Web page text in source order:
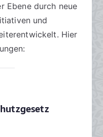
Ebene durch neue
und
Hier